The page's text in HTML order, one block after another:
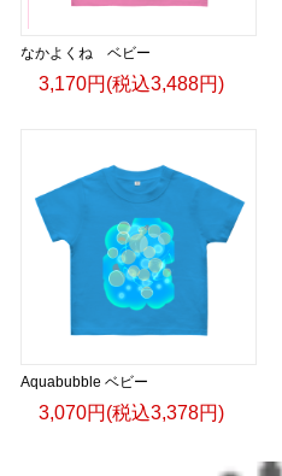
なかよくね ベビー
3,170円(税込3,488円)
Aquabubble ベビー
3,070円(税込3,378円)